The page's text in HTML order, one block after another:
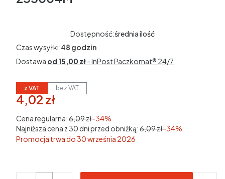
Dostępność:średnia ilość
Czas wysyłki:48 godzin
Dostawa od 15,00 zł- InPost Paczkomat® 24/7
z VAT bez VAT
4,02 zł
w tym 23% VAT
w tym
Cena regularna:6,09 zł-34%
Najniższa cena z 30 dni przed obniżką:6,09 zł-34%
Promocja trwa do 30 września 2026